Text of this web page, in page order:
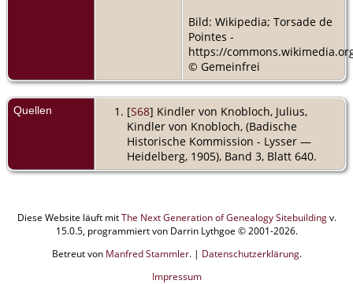
Bild: Wikipedia; Torsade de
Pointes -
https://
© Gemeinfrei
Quellen [S68] Kindler von Knobloch, Julius,
Kindler von Knobloch, (Badische
Historische Kommission - Lysser —
Heidelberg, 1905), Band 3, Blatt 640.
Diese Website läuft mitThe Next Generation of Genealogy Sitebuildingv.
15.0.5, programmiert von Darrin Lythgoe © 2001-2026.
Betreut von Manfred Stammler. | Datenschutzerklärung.
Impressum